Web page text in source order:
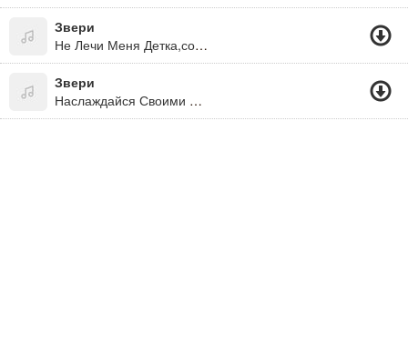
Звери
Не Лечи Меня Детка,советами,расскажи,что Ты-Самая
Звери
Наслаждайся Своими Победами...